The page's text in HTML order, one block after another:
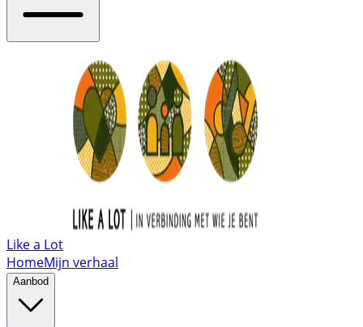
Like a Lot
HomeMijn verhaal
Aanbod